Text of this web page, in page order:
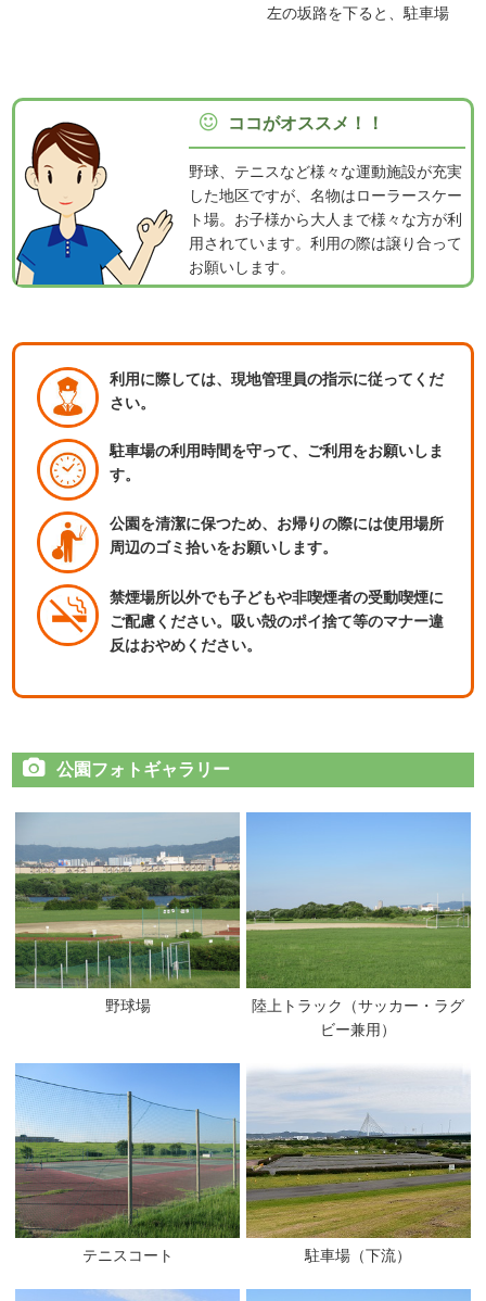
左の坂路を下ると、駐車場
ココがオススメ！！
野球、テニスなど様々な運動施設が充実
した地区ですが、名物はローラースケー
ト場。お子様から大人まで様々な方が利
用されています。利用の際は譲り合って
お願いします。
利用に際しては、現地管理員の指示に従ってくだ
さい。
駐車場の利用時間を守って、ご利用をお願いしま
す。
公園を清潔に保つため、お帰りの際には使用場所
周辺のゴミ拾いをお願いします。
禁煙場所以外でも子どもや非喫煙者の受動喫煙に
ご配慮ください。吸い殻のポイ捨て等のマナー違
反はおやめください。
公園フォトギャラリー
野球場
陸上トラック（サッカー・ラグ
ビー兼用）
テニスコート 駐車場（下流）